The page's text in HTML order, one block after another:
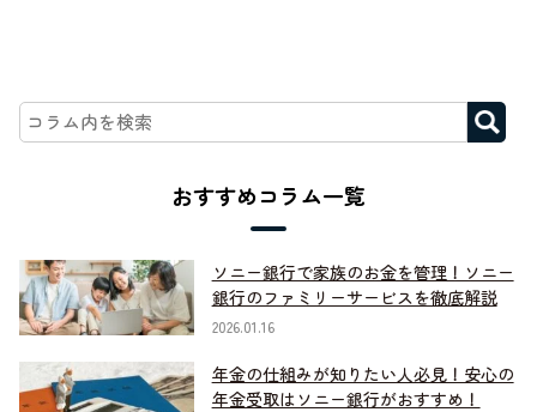
おすすめコラム一覧
ソニー銀行で家族のお金を管理！ソニー
銀行のファミリーサービスを徹底解説
2026.01.16
年金の仕組みが知りたい人必見！安心の
年金受取はソニー銀行がおすすめ！